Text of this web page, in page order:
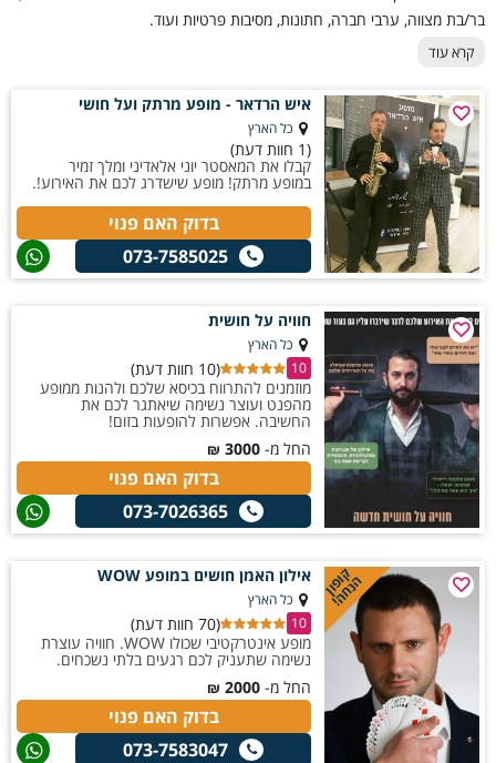
קריאת שפת גוף | זריזות ידיים | פסיכולוגיה וטכניקות מתקדמות כדי ליצור
חשוב לצייןשהם לא עוסקים ב"כישוף", אלא באמנות שמבוססת על תצפית,
רמזים קטנים ותזמון מדויק.
כל מופע נראה שונה – כי כל קהל מגיב אחרת, וזה חלק מהקסם.
מתלבטים באיזה אמן חושים לבחור? אתם מוזמנים לדבר איתנו.
בר/בת מצווה, ערבי חברה, חתונות, מסיבות פרטיות ועוד.
קרא עוד
איש הרדאר - מופע מרתק ועל חושי
כל הארץ
(1 חוות דעת)
קבלו את המאסטר יוני אלאדיני ומלך זמיר
במופע מרתק! מופע שישדרג לכם את האירוע!.
בדוק האם פנוי
073-7585025
חוויה על חושית
כל הארץ
10
(10 חוות דעת)
מוזמנים להתרווח בכיסא שלכם ולהנות ממופע
מהפנט ועוצר נשימה שיאתגר לכם את
החשיבה. אפשרות להופעות בזום!
החל מ- 3000
₪
בדוק האם פנוי
073-7026365
קופון
הנחה! אילון האמן חושים במופע WOW
כל הארץ
10
(70 חוות דעת)
מופע אינטרקטיבי שכולו WOW. חוויה עוצרת
נשימה שתעניק לכם רגעים בלתי נשכחים.
החל מ- 2000
₪
בדוק האם פנוי
073-7583047